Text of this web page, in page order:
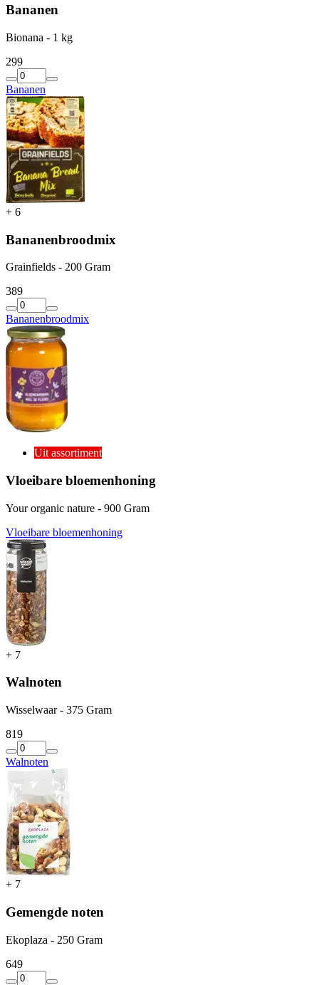
Bananen
Bionana - 1 kg
299
Bananen
+ 6
Bananenbroodmix
Grainfields - 200 Gram
389
Bananenbroodmix
Uit assortiment
Vloeibare bloemenhoning
Your organic nature - 900 Gram
Vloeibare bloemenhoning
+ 7
Walnoten
Wisselwaar - 375 Gram
819
Walnoten
+ 7
Gemengde noten
Ekoplaza - 250 Gram
649